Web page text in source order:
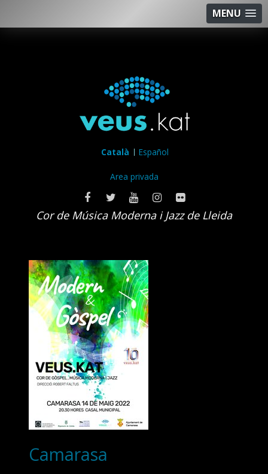
MENU
Català Español
Area privada
Cor de Música Moderna i Jazz de Lleida
Camarasa